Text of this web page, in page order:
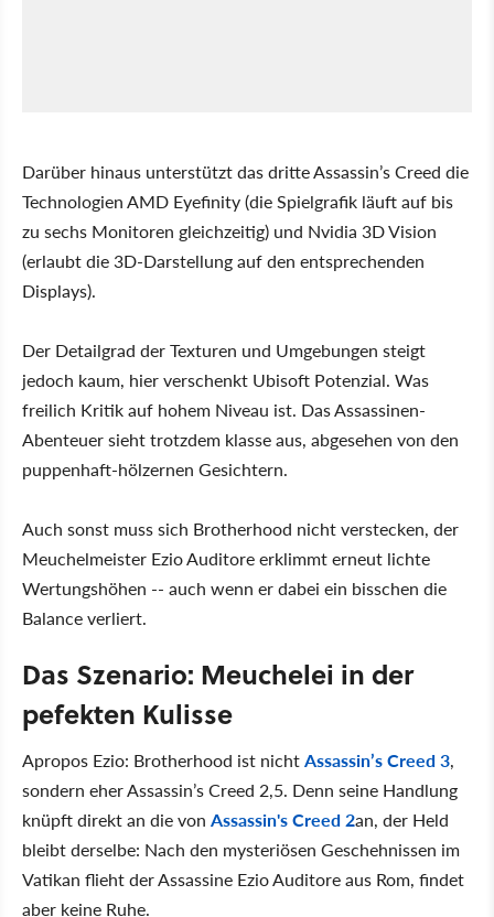
Darüber hinaus unterstützt das dritte Assassin’s Creed die
Technologien AMD Eyefinity (die Spielgrafik läuft auf bis
zu sechs Monitoren gleichzeitig) und Nvidia 3D Vision
(erlaubt die 3D-Darstellung auf den entsprechenden
Displays).
Der Detailgrad der Texturen und Umgebungen steigt
jedoch kaum, hier verschenkt Ubisoft Potenzial. Was
freilich Kritik auf hohem Niveau ist. Das Assassinen-
Abenteuer sieht trotzdem klasse aus, abgesehen von den
puppenhaft-hölzernen Gesichtern.
Auch sonst muss sich Brotherhood nicht verstecken, der
Meuchelmeister Ezio Auditore erklimmt erneut lichte
Wertungshöhen -- auch wenn er dabei ein bisschen die
Balance verliert.
Das Szenario: Meuchelei in der
pefekten Kulisse
Apropos Ezio: Brotherhood ist nichtAssassin’s Creed 3,
sondern eher Assassin’s Creed 2,5. Denn seine Handlung
knüpft direkt an die von Assassin's Creed 2an, der Held
bleibt derselbe: Nach den mysteriösen Geschehnissen im
Vatikan flieht der Assassine Ezio Auditore aus Rom, findet
aber keine Ruhe.